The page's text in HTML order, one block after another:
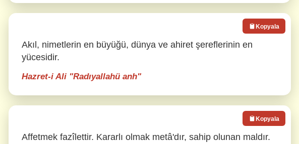
Akıl, nimetlerin en büyüğü, dünya ve ahiret şereflerinin en
yücesidir.
Hazret-i Ali "Radıyallahü anh"
Kopyala
Affetmek fazîlettir. Kararlı olmak metâ'dır, sahip olunan maldır.
Kopyala